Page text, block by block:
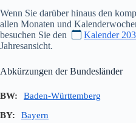
Wenn Sie darüber hinaus den
allen Monaten und
besuchen Sie den
Kalender
Jahresansicht.
Abkürzungen der Bundesländer
BW:
Baden-Württemberg
BY:
Bayern